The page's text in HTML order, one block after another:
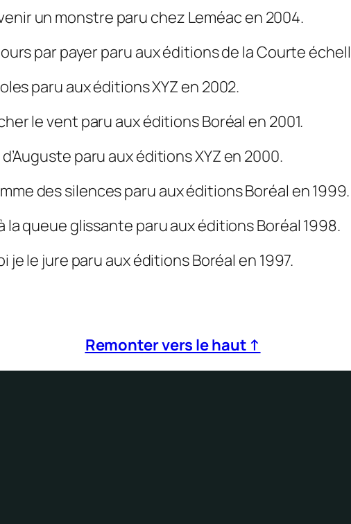
un monstre paru chez Leméac en 2004.
par payerparu aux éditions de la Courte
paru aux éditions XYZ en 2002.
le ventparu aux éditions Boréal en 2001.
paru aux éditions XYZ en 2000.
des silencesparu aux éditions Boréal en 1999.
la queue glissante paru aux éditions Boréal 1998.
je le jureparu aux éditions Boréal en 1997.
Remonter vers le haut ↑